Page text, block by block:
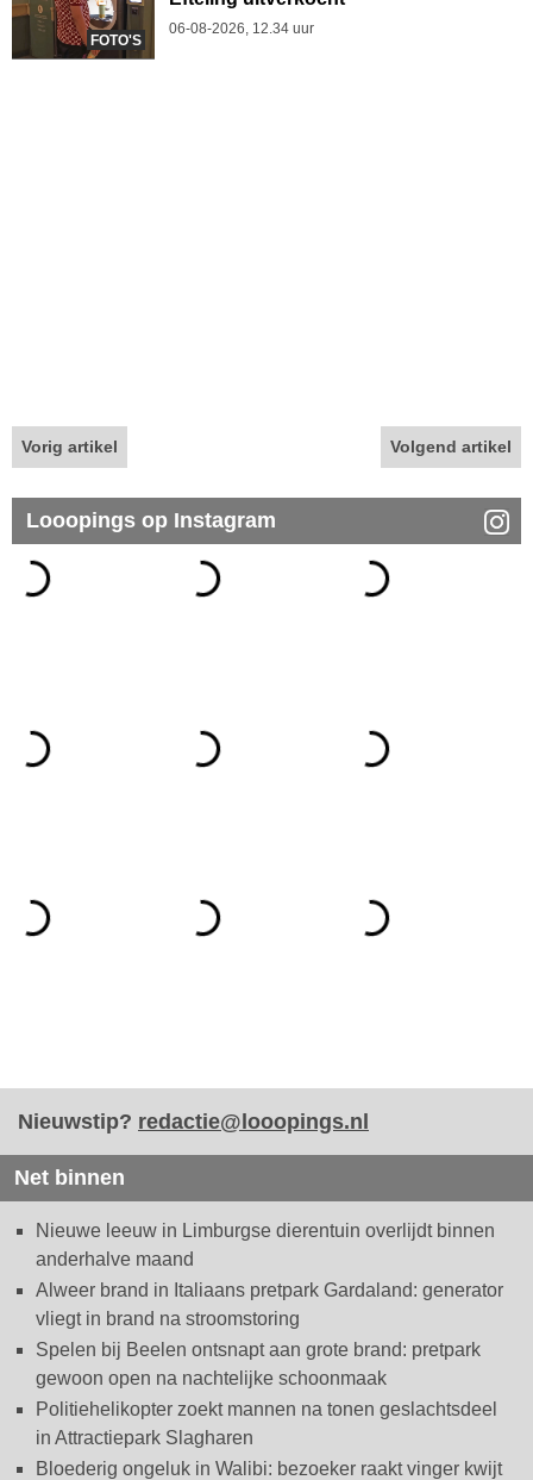
FOTO'S
06-08-2026, 12.34 uur
Vorig artikel Volgend artikel
Looopings op Instagram
Nieuwstip? redactie@looopings.nl
Net binnen
Nieuwe leeuw in Limburgse dierentuin overlijdt binnen
anderhalve maand
Alweer brand in Italiaans pretpark Gardaland: generator
vliegt in brand na stroomstoring
Spelen bij Beelen ontsnapt aan grote brand: pretpark
gewoon open na nachtelijke schoonmaak
Politiehelikopter zoekt mannen na tonen geslachtsdeel
in Attractiepark Slagharen
Bloederig ongeluk in Walibi: bezoeker raakt vinger kwijt